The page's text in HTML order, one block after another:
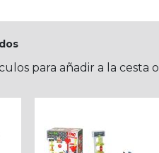
para añadir a la cesta o